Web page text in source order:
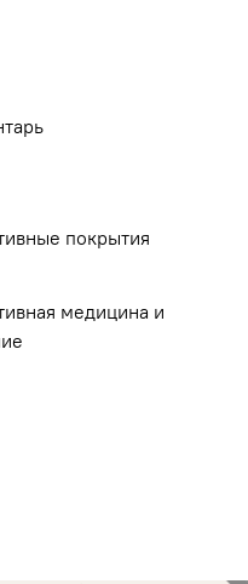
покрытия
медицина и